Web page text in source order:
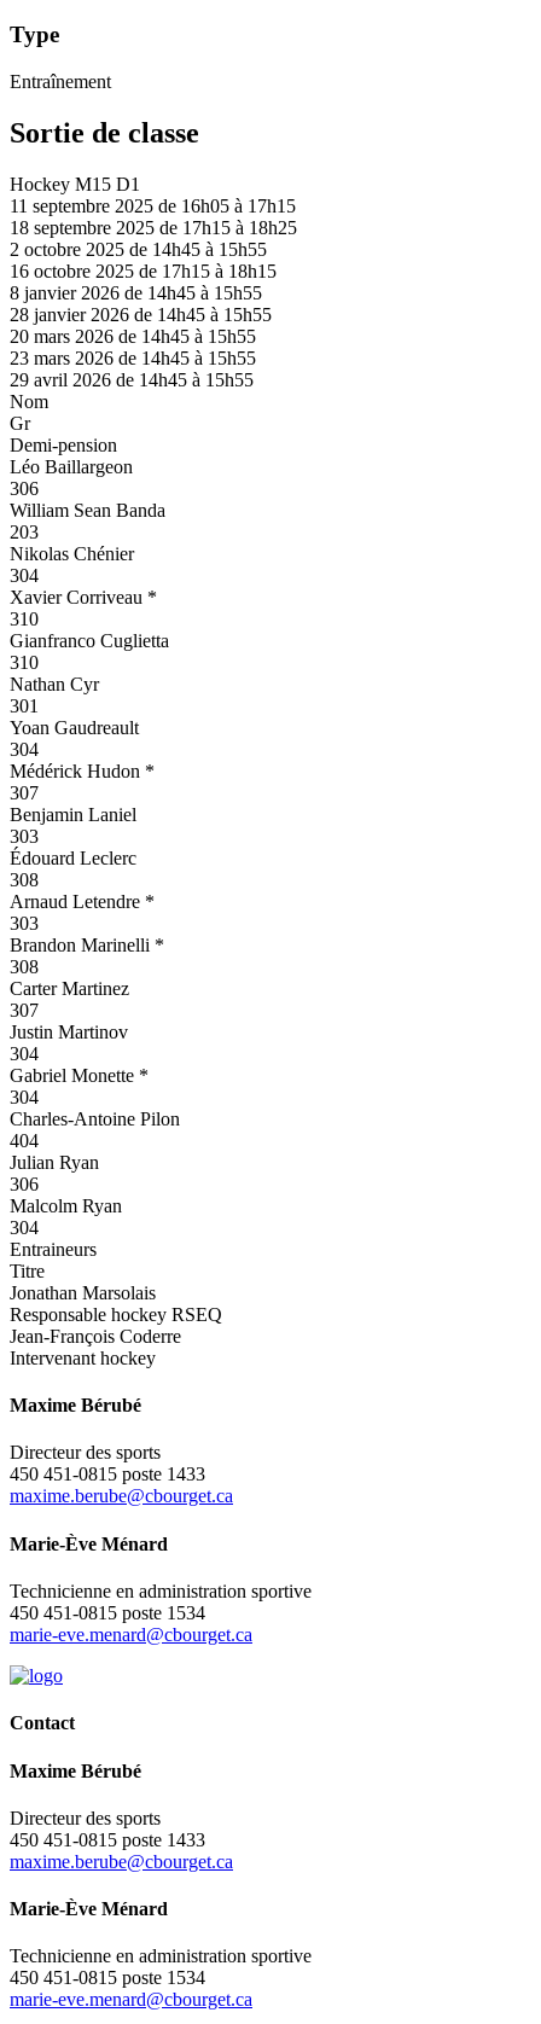
Type
Entraînement
Sortie de classe
Hockey M15 D1
11 septembre 2025 de 16h05 à 17h15
18 septembre 2025 de 17h15 à 18h25
2 octobre 2025 de 14h45 à 15h55
16 octobre 2025 de 17h15 à 18h15
8 janvier 2026 de 14h45 à 15h55
28 janvier 2026 de 14h45 à 15h55
20 mars 2026 de 14h45 à 15h55
23 mars 2026 de 14h45 à 15h55
29 avril 2026 de 14h45 à 15h55
Nom
Gr
Demi-pension
Léo Baillargeon
306
William Sean Banda
203
Nikolas Chénier
304
Xavier Corriveau *
310
Gianfranco Cuglietta
310
Nathan Cyr
301
Yoan Gaudreault
304
Médérick Hudon *
307
Benjamin Laniel
303
Édouard Leclerc
308
Arnaud Letendre *
303
Brandon Marinelli *
308
Carter Martinez
307
Justin Martinov
304
Gabriel Monette *
304
Charles-Antoine Pilon
404
Julian Ryan
306
Malcolm Ryan
304
Entraineurs
Titre
Jonathan Marsolais
Responsable hockey RSEQ
Jean-François Coderre
Intervenant hockey
Maxime Bérubé
Directeur des sports
450 451-0815 poste 1433
maxime.berube@cbourget.ca
Marie-Ève Ménard
Technicienne en administration sportive
450 451-0815 poste 1534
marie-eve.menard@cbourget.ca
Contact
Maxime Bérubé
Directeur des sports
450 451-0815 poste 1433
maxime.berube@cbourget.ca
Marie-Ève Ménard
Technicienne en administration sportive
450 451-0815 poste 1534
marie-eve.menard@cbourget.ca